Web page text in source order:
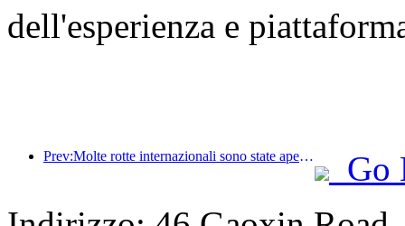
dell'esperienza e
Prev:Molte rotte internazionali sono state aperte e incrementate di recente
Go